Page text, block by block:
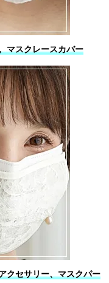
マスクレースカバー
クセサリー、マスクパー